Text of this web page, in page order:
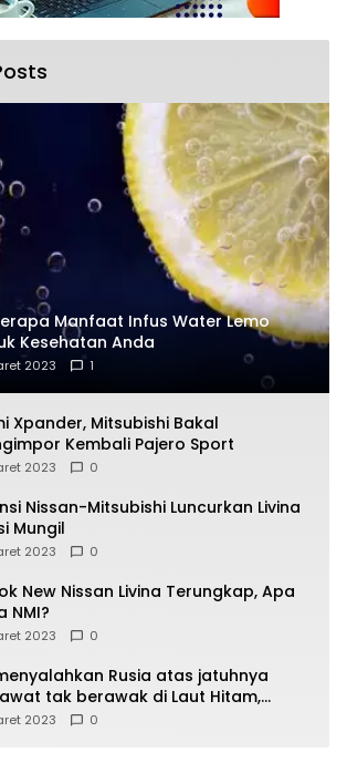
Manfaat Infus Water Lemo
Kesehatan Anda
2023 1
Xpander, Mitsubishi Bakal
Kembali Pajero Sport
2023 0
Nissan-Mitsubishi Luncurkan Livina
Mungil
2023 0
New Nissan Livina Terungkap, Apa
NMI?
2023 0
Rusia atas jatuhnya
tak berawak di Laut Hitam,
menyangkal
2023 0